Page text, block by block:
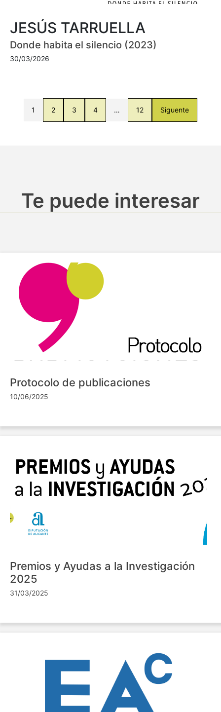
JESÚS TARRUELLA
Donde habita el silencio (2023)
30/03/2026
1 2 3 4 … 12 Siguente
Te puede interesar
Protocolo de publicaciones
10/06/2025
Premios y Ayudas a la Investigación
2025
31/03/2025